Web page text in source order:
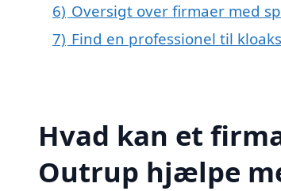
6) Oversigt over firmaer med
7) Find en professionel til
Hvad kan et
Outrup hjælpe